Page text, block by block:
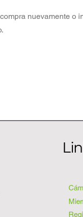
nuevamente o